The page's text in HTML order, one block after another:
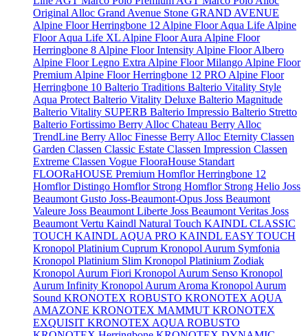
Original Alloc Grand Avenue Stone GRAND AVENUE
Alpine Floor Herringbone 12 Alpine Floor Aqua Life Alpine
Floor Aqua Life XL Alpine Floor Aura Alpine Floor
Herringbone 8 Alpine Floor Intensity Alpine Floor Albero
Alpine Floor Legno Extra Alpine Floor Milango Alpine Floor
Premium Alpine Floor Herringbone 12 PRO Alpine Floor
Herringbone 10 Balterio Traditions Balterio Vitality Style
Aqua Protect Balterio Vitality Deluxe Balterio Magnitude
Balterio Vitality SUPERB Balterio Impressio Balterio Stretto
Balterio Fortissimo Berry Alloc Chateau Berry Alloc
TrendLine Berry Alloc Finesse Berry Alloc Eternity Classen
Garden Classen Classic Estate Classen Impression Classen
Extreme Classen Vogue FlooraHouse Standart
FLOORaHOUSE Premium Homflor Herringbone 12
Homflor Distingo Homflor Strong Homflor Strong Helio Joss
Beaumont Gusto Joss-Beaumont-Opus Joss Beaumont
Valeure Joss Beaumont Liberte Joss Beaumont Veritas Joss
Beaumont Vertu Kaindl Natural Touch KAINDL CLASSIC
TOUCH KAINDL AQUA PRO KAINDL EASY TOUCH
Kronopol Platinium Cuprum Kronopol Aurum Symfonia
Kronopol Platinium Slim Kronopol Platinium Zodiak
Kronopol Aurum Fiori Kronopol Aurum Senso Kronopol
Aurum Infinity Kronopol Aurum Aroma Kronopol Aurum
Sound KRONOTEX ROBUSTO KRONOTEX AQUA
AMAZONE KRONOTEX MAMMUT KRONOTEX
EXQUISIT KRONOTEX AQUA ROBUSTO